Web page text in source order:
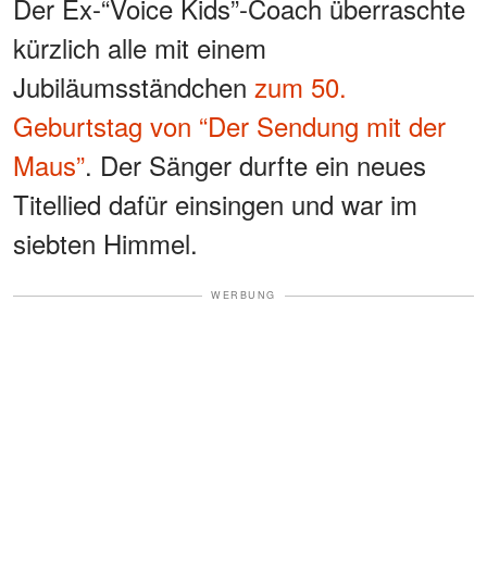
Der Ex-“Voice Kids”-Coach überraschte
kürzlich alle mit einem
Jubiläumsständchen zum 50.
Geburtstag von “Der Sendung mit der
Maus”. Der Sänger durfte ein neues
Titellied dafür einsingen und war im
siebten Himmel.
WERBUNG